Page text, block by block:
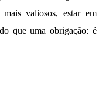
valiosos, estar em
que uma obrigação: é